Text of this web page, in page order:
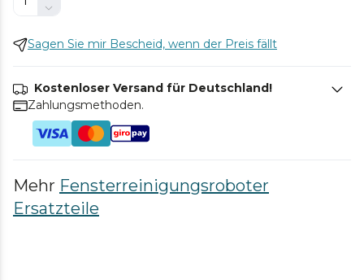
Sagen Sie mir Bescheid, wenn der Preis fällt
Kostenloser Versand für Deutschland!
Zahlungsmethoden.
Mehr Fensterreinigungsroboter
Ersatzteile